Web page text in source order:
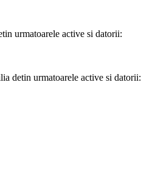
urmatoarele active si datorii:
detin urmatoarele active si datorii: